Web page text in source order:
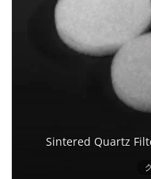
Sintered Quartz